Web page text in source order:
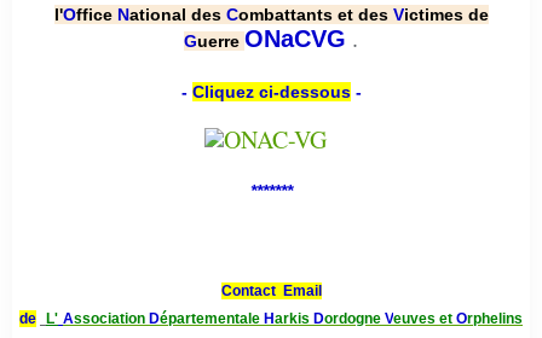
l'Office National des Combattants et des Victimes de
Guerre ONaCVG .
- Cliquez ci-dessous-
*******
Contact Email
de
L' Association Départementale Harkis Dordogne Veuves et Orphelins